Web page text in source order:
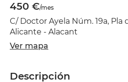
450 €/mes
C/ Doctor Ayela Núm. 19a, Pla
Alicante - Alacant
Ver mapa
Descripción